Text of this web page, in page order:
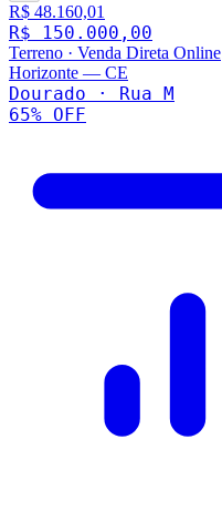
R$ 48.160,01
R$ 150.000,00
Terreno · Venda Direta Online
Horizonte — CE
Dourado · Rua M
65% OFF